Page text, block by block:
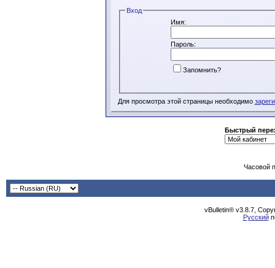
Вход
Имя:
Пароль:
Запомнить?
Для просмотра этой страницы необходимо
Быстрый
Часовой
vBulletin® v3.8.7,
Русский